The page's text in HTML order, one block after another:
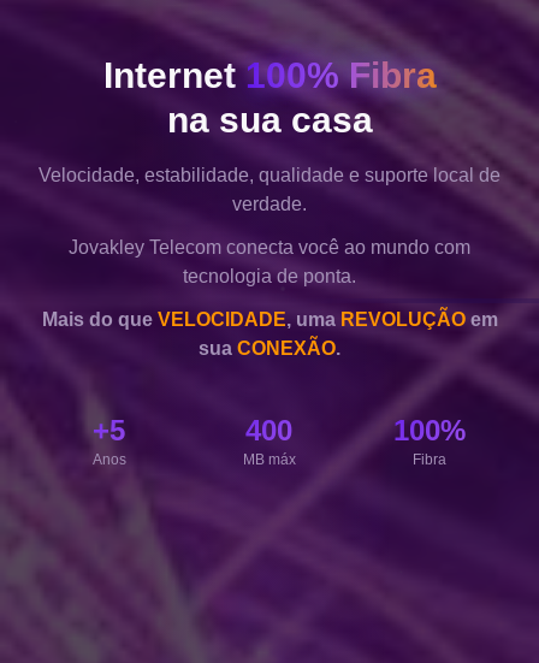
Internet 100% Fibra
na sua casa
Velocidade, estabilidade, qualidade e suporte local de
verdade.
Jovakley Telecom conecta você ao mundo com
tecnologia de ponta.
Mais do que VELOCIDADE, uma REVOLUÇÃOem
sua CONEXÃO.
+5
Anos
400
MB máx
100%
Fibra